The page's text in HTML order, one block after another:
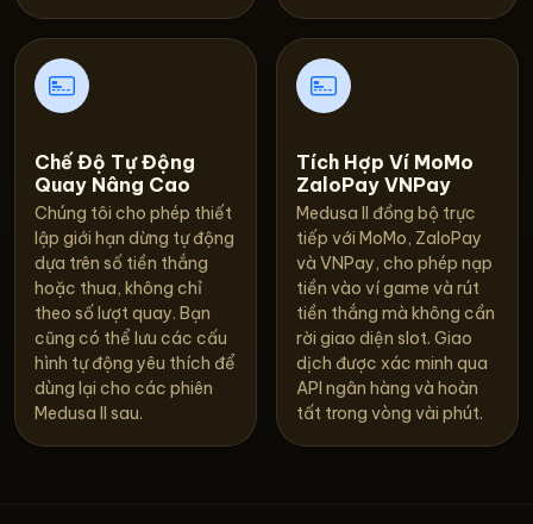
Chế Độ Tự Động
Quay Nâng Cao
Chúng tôi cho phép thiết
lập giới hạn dừng tự động
dựa trên số tiền thắng
hoặc thua, không chỉ
theo số lượt quay. Bạn
cũng có thể lưu các cấu
hình tự động yêu thích để
dùng lại cho các phiên
Medusa II sau.
Tích Hợp Ví MoMo
ZaloPay VNPay
Medusa II đồng bộ trực
tiếp với MoMo, ZaloPay
và VNPay, cho phép nạp
tiền vào ví game và rút
tiền thắng mà không cần
rời giao diện slot. Giao
dịch được xác minh qua
API ngân hàng và hoàn
tất trong vòng vài phút.